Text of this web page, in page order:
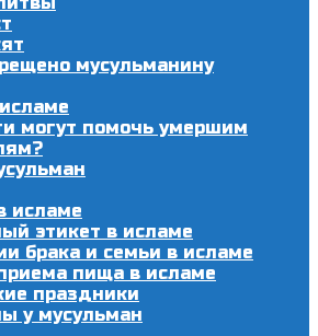
мусульманину
могут помочь умершим
исламе
этикет в исламе
брака и семьи в исламе
пища в исламе
праздники
у мусульман